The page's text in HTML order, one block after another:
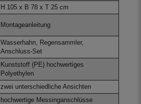
H 105 x B 78 x T 25 cm
Montageanleitung
Wasserhahn, Regensammler,
Anschluss-Set
Kunststoff (PE) hochwertiges
Polyethylen
zwei unterschiedliche Ansichten
hochwertige Messinganschlüsse